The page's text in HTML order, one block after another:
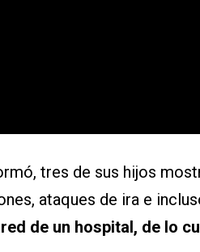
tres de sus hijos
ataques de ira e
de un hospital, de lo